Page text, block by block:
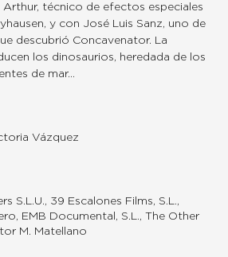
técnico de efectos especiales
y con José Luis Sanz, uno de
descubrió Concavenator. La
los dinosaurios, heredada de los
de mar…
Vázquez
S.L.U., 39 Escalones Films, S.L.,
EMB Documental, S.L., The Other
M. Matellano